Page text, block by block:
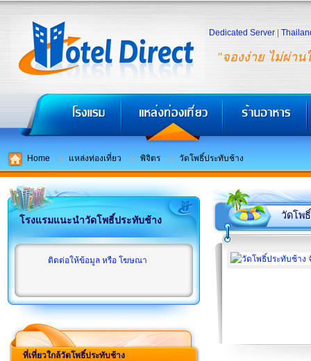
"จองง่าย ไม่ผ่าน
Dedicated Server
Home แหล่งท่องเที่ยว พิจิตร วัดโพธิ์ประทับช้าง
โรงแรมแนะนำวัดโพธิ์ประทับช้าง
ติดต่อให้ข้อมูล หรือ โฆษณา
ที่เที่ยวใกล้วัดโพธิ์ประทับช้าง
วัดโพ